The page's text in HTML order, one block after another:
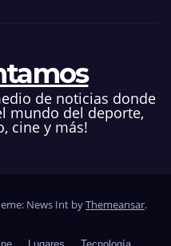
de noticias donde
mundo del deporte,
cine y más!
News Int byThemeansar.